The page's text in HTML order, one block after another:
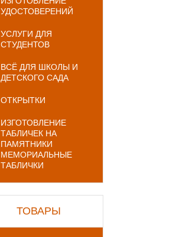
УДОСТОВЕРЕНИЙ
УСЛУГИ ДЛЯ
СТУДЕНТОВ
ВСЁ ДЛЯ ШКОЛЫ И
ДЕТСКОГО САДА
ОТКРЫТКИ
ИЗГОТОВЛЕНИЕ
ТАБЛИЧЕК НА
ПАМЯТНИКИ
МЕМОРИАЛЬНЫЕ
ТАБЛИЧКИ
ТОВАРЫ